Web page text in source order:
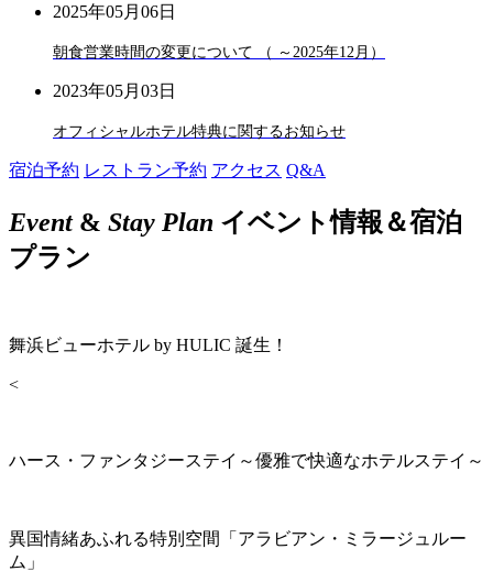
2025年05月06日
朝食営業時間の変更について （ ～2025年12月）
2023年05月03日
オフィシャルホテル特典に関するお知らせ
宿泊予約 レストラン予約 アクセス Q&A
Event& Stay Plan イベント情報＆宿泊
プラン
舞浜ビューホテル by HULIC 誕生！
<
ハース・ファンタジーステイ～優雅で快適なホテルステイ～
異国情緒あふれる特別空間「アラビアン・ミラージュルー
ム」